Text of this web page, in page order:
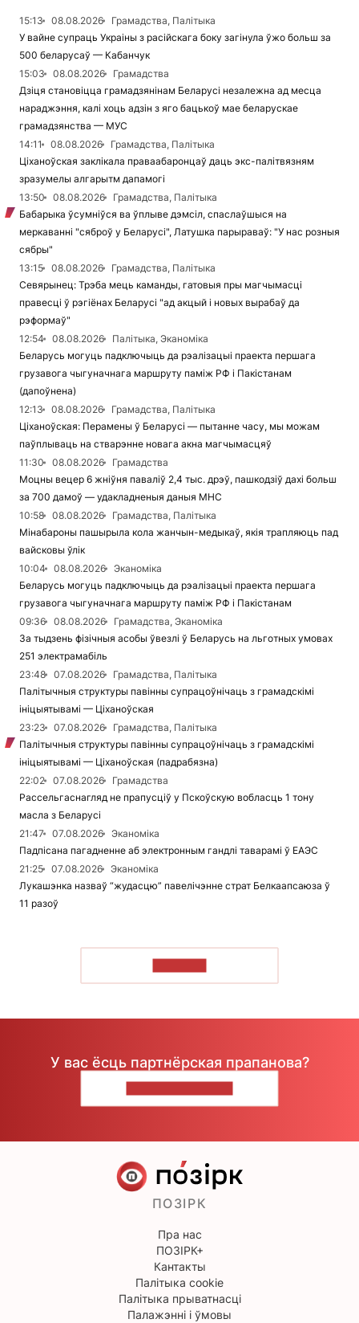
15:13 08.08.2026
Грамадства, Палітыка
У вайне супраць Украіны з расійскага боку загінула ўжо больш за
500 беларусаў — Кабанчук
15:03
08.08.2026
Грамадства
Дзіця становіцца грамадзянінам Беларусі незалежна ад месца
нараджэння, калі хоць адзін з яго бацькоў мае беларускае
грамадзянства — МУС
14:11
08.08.2026
Грамадства, Палітыка
Ціханоўская заклікала праваабаронцаў даць экс-палітвязням
зразумелы алгарытм дапамогі
13:50
08.08.2026
Грамадства, Палітыка
Бабарыка ўсумніўся ва ўплыве дэмсіл, спаслаўшыся на
меркаванні "сяброў у Беларусі", Латушка парыраваў: "У нас розныя
сябры"
13:15
08.08.2026
Грамадства, Палітыка
Севярынец: Трэба мець каманды, гатовыя пры магчымасці
правесці ў рэгіёнах Беларусі "ад акцый і новых вырабаў да
рэформаў"
12:54
08.08.2026
Палітыка, Эканоміка
Беларусь могуць падключыць да рэалізацыі праекта першага
грузавога чыгуначнага маршруту паміж РФ і Пакістанам
(дапоўнена)
12:13
08.08.2026
Грамадства, Палітыка
Ціханоўская: Перамены ў Беларусі — пытанне часу, мы можам
паўплываць на стварэнне новага акна магчымасцяў
11:30
08.08.2026
Грамадства
Моцны вецер 6 жніўня паваліў 2,4 тыс. дрэў, пашкодзіў дахі больш
за 700 дамоў — удакладненыя даныя МНС
10:58
08.08.2026
Грамадства, Палітыка
Мінабароны пашырыла кола жанчын-медыкаў, якія трапляюць пад
вайсковы ўлік
10:04
08.08.2026
Эканоміка
Беларусь могуць падключыць да рэалізацыі праекта першага
грузавога чыгуначнага маршруту паміж РФ і Пакістанам
09:36
08.08.2026
Грамадства, Эканоміка
За тыдзень фізічныя асобы ўвезлі ў Беларусь на льготных умовах
251 электрамабіль
23:48
07.08.2026
Грамадства, Палітыка
Палітычныя структуры павінны супрацоўнічаць з грамадскімі
ініцыятывамі — Ціханоўская
23:23
07.08.2026
Грамадства, Палітыка
Палітычныя структуры павінны супрацоўнічаць з грамадскімі
ініцыятывамі — Ціханоўская (падрабязна)
22:02
07.08.2026
Грамадства
Рассельгаснагляд не прапусціў у Пскоўскую вобласць 1 тону
масла з Беларусі
21:47
07.08.2026
Эканоміка
Падпісана пагадненне аб электронным гандлі таварамі ў ЕАЭС
21:25
07.08.2026
Эканоміка
Лукашэнка назваў “жудасцю” павелічэнне страт Белкаапсаюза ў
11 разоў
У вас ёсць партнёрская прапанова?
ПОЗІРК
Пра нас
ПОЗІРК+
Кантакты
Палітыка cookie
Палітыка прыватнасці
Палажэнні і ўмовы